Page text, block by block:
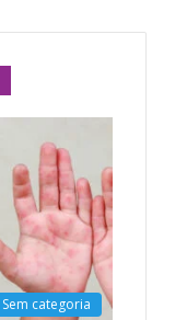
Sem categoria